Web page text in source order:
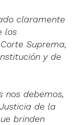
claramente
los
Suprema,
y de
nos debemos,
de la
brinden